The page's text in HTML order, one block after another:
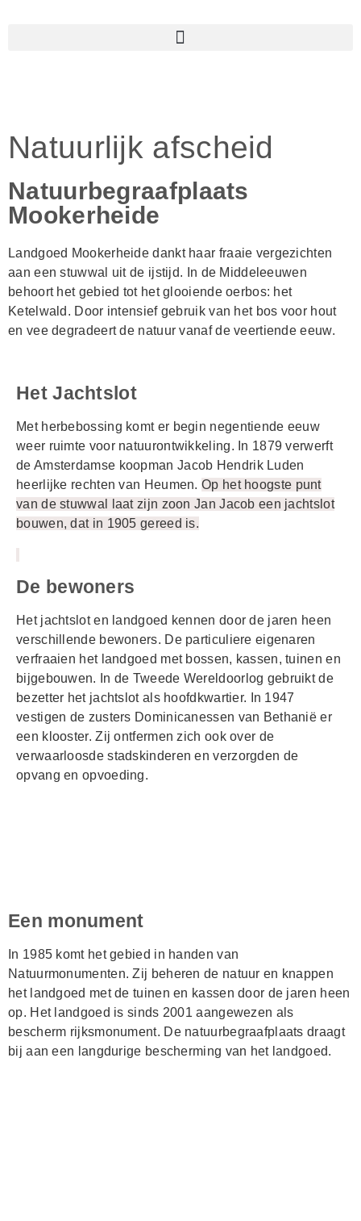
Natuurlijk afscheid
Natuurbegraafplaats
Mookerheide
Landgoed Mookerheide dankt haar fraaie vergezichten
aan een stuwwal uit de ijstijd. In de Middeleeuwen
behoort het gebied tot het glooiende oerbos: het
Ketelwald. Door intensief gebruik van het bos voor hout
en vee degradeert de natuur vanaf de veertiende eeuw.
Het Jachtslot
Met herbebossing komt er begin negentiende eeuw
weer ruimte voor natuurontwikkeling. In 1879 verwerft
de Amsterdamse koopman Jacob Hendrik Luden
heerlijke rechten van Heumen.Op het hoogste punt
van de stuwwal laat zijn zoon Jan Jacob een jachtslot
bouwen, dat in 1905 gereed is.
De bewoners
Het jachtslot en landgoed kennen door de jaren heen
verschillende bewoners. De particuliere eigenaren
verfraaien het landgoed met bossen, kassen, tuinen en
bijgebouwen. In de Tweede Wereldoorlog gebruikt de
bezetter het jachtslot als hoofdkwartier. In 1947
vestigen de zusters Dominicanessen van Bethanië er
een klooster. Zij ontfermen zich ook over de
verwaarloosde stadskinderen en verzorgden de
opvang en opvoeding.
Een monument
In 1985 komt het gebied in handen van
Natuurmonumenten. Zij beheren de natuur en knappen
het landgoed met de tuinen en kassen door de jaren heen
op. Het landgoed is sinds 2001 aangewezen als
bescherm rijksmonument. De natuurbegraafplaats draagt
bij aan een langdurige bescherming van het landgoed.